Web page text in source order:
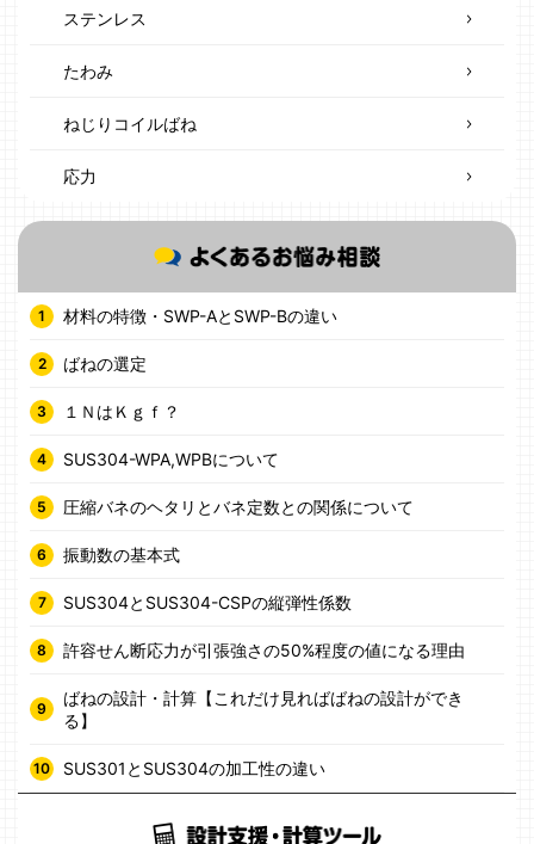
ステンレス
たわみ
ねじりコイルばね
応力
材料の特徴・SWP-AとSWP-Bの違い
ばねの選定
１ＮはＫｇｆ？
SUS304-WPA,WPBについて
圧縮バネのヘタリとバネ定数との関係について
振動数の基本式
SUS304とSUS304-CSPの縦弾性係数
許容せん断応力が引張強さの50%程度の値になる理由
ばねの設計・計算【これだけ見ればばねの設計ができ
る】
SUS301とSUS304の加工性の違い